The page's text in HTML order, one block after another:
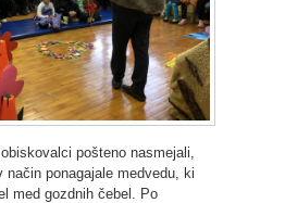
pošteno nasmejali,
ponagajale medvedu, ki
med gozdnih čebel. Po